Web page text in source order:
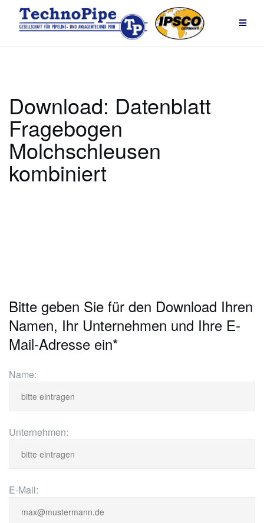
Inhalt
springen
Download: Datenblatt
Fragebogen
Molchschleusen
kombiniert
Bitte geben Sie für den Download Ihren
Namen, Ihr Unternehmen und Ihre E-
Mail-Adresse ein*
Name:
Unternehmen:
E-Mail: